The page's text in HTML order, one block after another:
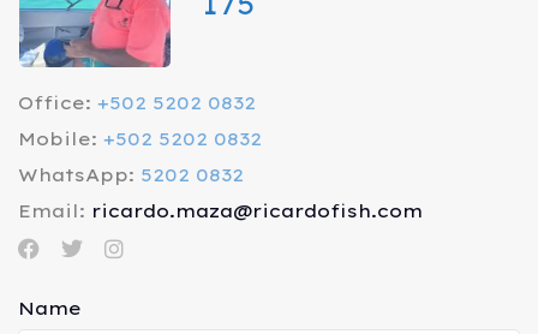
Office: +502 5202 0832
Mobile: +502 5202 0832
WhatsApp: 5202 0832
Email: ricardo.maza@ricardofish.com
Name